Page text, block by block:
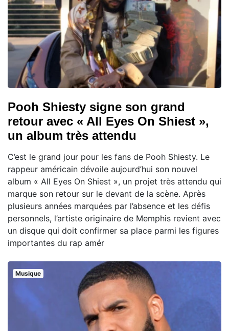
Pooh Shiesty signe son grand
retour avec « All Eyes On Shiest »,
un album très attendu
C’est le grand jour pour les fans de Pooh Shiesty. Le
rappeur américain dévoile aujourd’hui son nouvel
album « All Eyes On Shiest », un projet très attendu qui
marque son retour sur le devant de la scène. Après
plusieurs années marquées par l’absence et les défis
personnels, l’artiste originaire de Memphis revient avec
un disque qui doit confirmer sa place parmi les figures
importantes du rap amér
Musique